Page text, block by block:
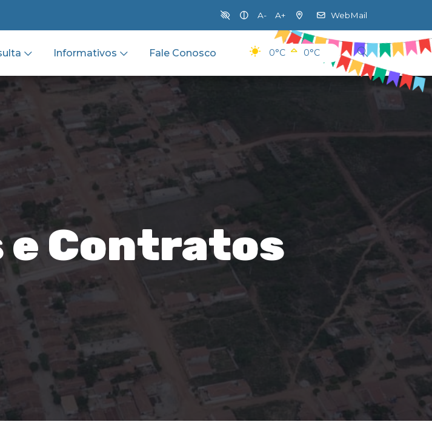
A- A+ WebMail
Informativos Fale Conosco 0°C 0°C
Contratos